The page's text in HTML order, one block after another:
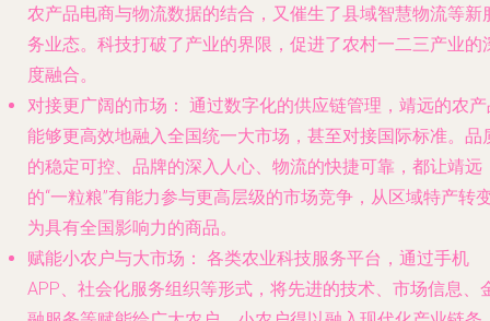
农产品电商与物流数据的结合，又催生了县域智慧物流等新
务业态。科技打破了产业的界限，促进了农村一二三产业的
度融合。
对接更广阔的市场： 通过数字化的供应链管理，靖远的农
能够更高效地融入全国统一大市场，甚至对接国际标准。品
的稳定可控、品牌的深入人心、物流的快捷可靠，都让靖远
的“一粒粮”有能力参与更高层级的市场竞争，从区域特产转
为具有全国影响力的商品。
赋能小农户与大市场： 各类农业科技服务平台，通过手机
APP、社会化服务组织等形式，将先进的技术、市场信息、